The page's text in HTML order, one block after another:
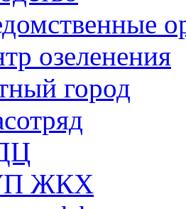
озеленения
город
ЖКХ